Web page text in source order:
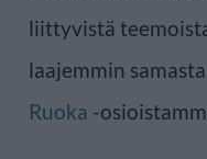
liittyvistä
laajemmin
Ruoka -